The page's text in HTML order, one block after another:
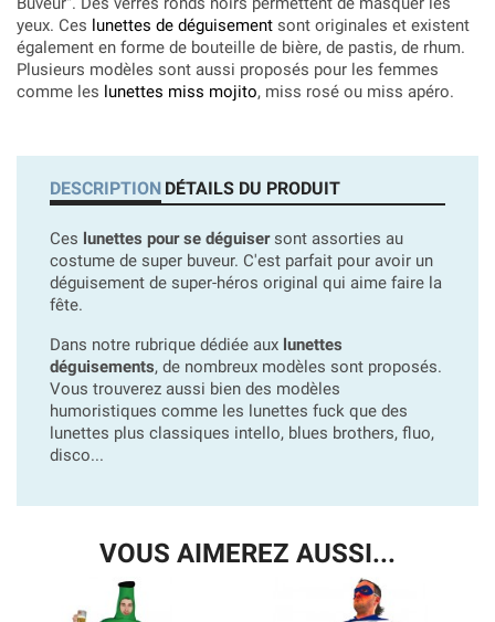
yeux. Ces lunettes de déguisement sont originales et existent
également en forme de bouteille de bière, de pastis, de rhum.
Plusieurs modèles sont aussi proposés pour les femmes
comme les lunettes miss mojito, miss rosé ou miss apéro.
DESCRIPTION DÉTAILS DU PRODUIT
Ces lunettes pour se déguisersont assorties au
costume de super buveur. C'est parfait pour avoir un
déguisement de super-héros original qui aime faire la
fête.
Dans notre rubrique dédiée aux lunettes
déguisements, de nombreux modèles sont proposés.
Vous trouverez aussi bien des modèles
humoristiques comme les lunettes fuck que des
lunettes plus classiques intello, blues brothers, fluo,
disco...
VOUS AIMEREZ AUSSI...